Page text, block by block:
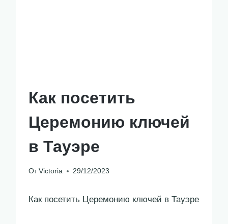
Как посетить
Церемонию ключей
в Тауэре
От Victoria 29/12/2023
Как посетить Церемонию ключей в Тауэре